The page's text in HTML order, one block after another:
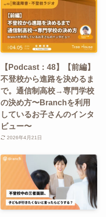
【Podcast：48】【前編】
不登校から進路を決めるま
で。通信制高校→専門学校
の決め方〜Branchを利用
しているお子さんのインタ
ビュー〜
2026年4月21日